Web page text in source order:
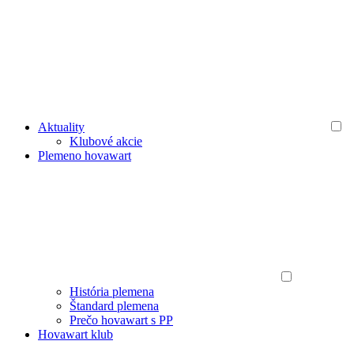
Aktuality
Klubové akcie
Plemeno hovawart
História plemena
Štandard plemena
Prečo hovawart s PP
Hovawart klub